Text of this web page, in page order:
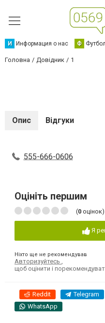
И Информация о нас Ф Футбол
Головна Довідник 1
Опис Відгуки
555-666-0606
Оцініть першим
(0 оцінок)
Я
Ніхто ще не рекомендував
Авторизуйтесь
щоб оцінити і
Reddit Telegram
WhatsApp